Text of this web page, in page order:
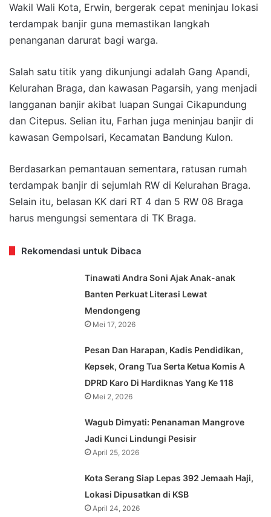
Wakil Wali Kota, Erwin, bergerak cepat meninjau lokasi
terdampak banjir guna memastikan langkah
penanganan darurat bagi warga.
Salah satu titik yang dikunjungi adalah Gang Apandi,
Kelurahan Braga, dan kawasan Pagarsih, yang menjadi
langganan banjir akibat luapan Sungai Cikapundung
dan Citepus. Selian itu, Farhan juga meninjau banjir di
kawasan Gempolsari, Kecamatan Bandung Kulon.
Berdasarkan pemantauan sementara, ratusan rumah
terdampak banjir di sejumlah RW di Kelurahan Braga.
Selain itu, belasan KK dari RT 4 dan 5 RW 08 Braga
harus mengungsi sementara di TK Braga.
Rekomendasi untuk Dibaca
Tinawati Andra Soni Ajak Anak-anak
Banten Perkuat Literasi Lewat
Mendongeng
Mei 17, 2026
Pesan Dan Harapan, Kadis Pendidikan,
Kepsek, Orang Tua Serta Ketua Komis A
DPRD Karo Di Hardiknas Yang Ke 118
Mei 2, 2026
Wagub Dimyati: Penanaman Mangrove
Jadi Kunci Lindungi Pesisir
April 25, 2026
Kota Serang Siap Lepas 392 Jemaah Haji,
Lokasi Dipusatkan di KSB
April 24, 2026